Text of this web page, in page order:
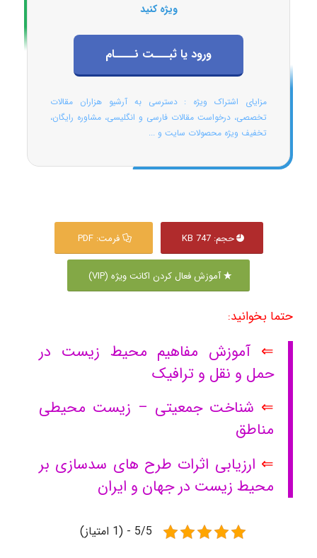
ویژه کنید
ورود یا ثبـــت نــــام
مزایای اشتراک ویژه : دسترسی به آرشیو هزاران مقالات
تخصصی، درخواست مقالات فارسی و انگلیسی، مشاوره رایگان،
تخفیف ویژه محصولات سایت و ...
حجم: 747 KB فرمت: PDF
آموزش فعال کردن اکانت ویژه (VIP)
حتما بخوانید:
⇐ آموزش مفاهیم محیط زیست در
حمل و نقل و ترافیک
⇐ شناخت جمعیتی – زیست محیطی
مناطق
⇐ ارزیابی اثرات طرح های سدسازی بر
محیط زیست در جهان و ایران
5/5 - (1 امتیاز)